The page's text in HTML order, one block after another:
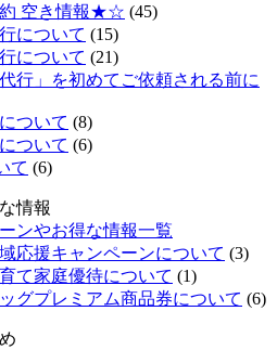
空き情報★☆ (45)
について (15)
について (21)
代行」を初めてご依頼される前に
ついて (8)
ついて (6)
て (6)
情報
ンやお得な情報一覧
応援キャンペーンについて (3)
て家庭優待について (1)
グプレミアム商品券について (6)